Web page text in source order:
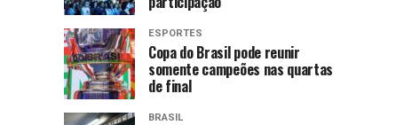
ESPORTES
Copa do Brasil pode reunir
somente campeões nas quartas
de final
BRASIL